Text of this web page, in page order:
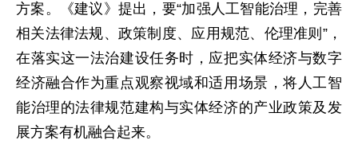
方案。《建议》提出，要“加强人工智能治理，完善
相关法律法规、政策制度、应用规范、伦理准则”，
在落实这一法治建设任务时，应把实体经济与数字
经济融合作为重点观察视域和适用场景，将人工智
能治理的法律规范建构与实体经济的产业政策及发
展方案有机融合起来。